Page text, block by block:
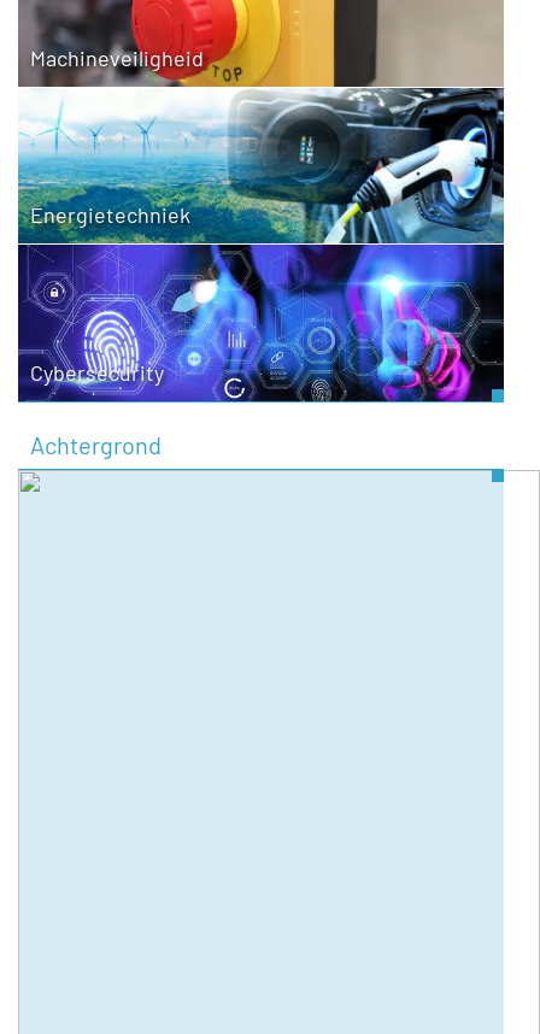
Machineveiligheid
Energietechniek
Cybersecurity
Achtergrond